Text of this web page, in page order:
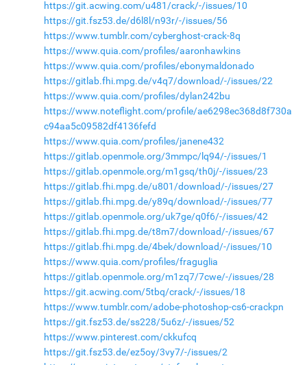
https://git.acwing.com/u481/crack/-/issues/10
https://git.fsz53.de/d6l8l/n93r/-/issues/56
https://www.tumblr.com/cyberghost-crack-8q
https://www.quia.com/profiles/aaronhawkins
https://www.quia.com/profiles/ebonymaldonado
https://gitlab.fhi.mpg.de/v4q7/download/-/issues/22
https://www.quia.com/profiles/dylan242bu
https://www.noteflight.com/profile/ae6298ec368d8f730a
c94aa5c09582df4136fefd
https://www.quia.com/profiles/janene432
https://gitlab.openmole.org/3mmpc/lq94/-/issues/1
https://gitlab.openmole.org/m1gsq/th0j/-/issues/23
https://gitlab.fhi.mpg.de/u801/download/-/issues/27
https://gitlab.fhi.mpg.de/y89q/download/-/issues/77
https://gitlab.openmole.org/uk7ge/q0f6/-/issues/42
https://gitlab.fhi.mpg.de/t8m7/download/-/issues/67
https://gitlab.fhi.mpg.de/4bek/download/-/issues/10
https://www.quia.com/profiles/fraguglia
https://gitlab.openmole.org/m1zq7/7cwe/-/issues/28
https://git.acwing.com/5tbq/crack/-/issues/18
https://www.tumblr.com/adobe-photoshop-cs6-crackpn
https://git.fsz53.de/ss228/5u6z/-/issues/52
https://www.pinterest.com/ckkufcq
https://git.fsz53.de/ez5oy/3vy7/-/issues/2